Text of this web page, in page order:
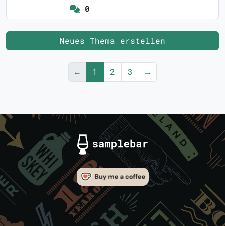
0
Neues Thema erstellen
← 1 2 3 →